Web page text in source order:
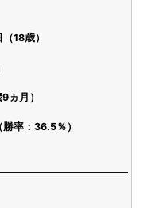
18歳）
9ヵ月）
率：36.5％）